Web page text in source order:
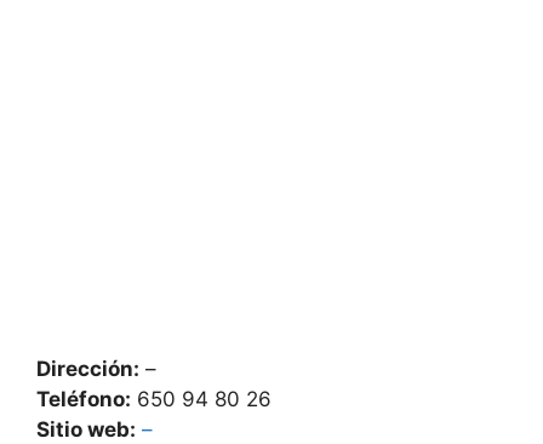
Dirección: –
Teléfono: 650 94 80 26
Sitio web: –